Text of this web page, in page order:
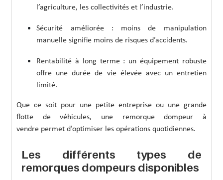
l’agriculture, les collectivités et l’industrie.
Sécurité améliorée : moins de manipulation
manuelle signifie moins de risques d’accidents.
Rentabilité à long terme : un équipement robuste
offre une durée de vie élevée avec un entretien
limité.
Que ce soit pour une petite entreprise ou une grande
flotte de véhicules, une remorque dompeur à
vendre permet d’optimiser les opérations quotidiennes.
Les différents types de
remorques dompeurs disponibles